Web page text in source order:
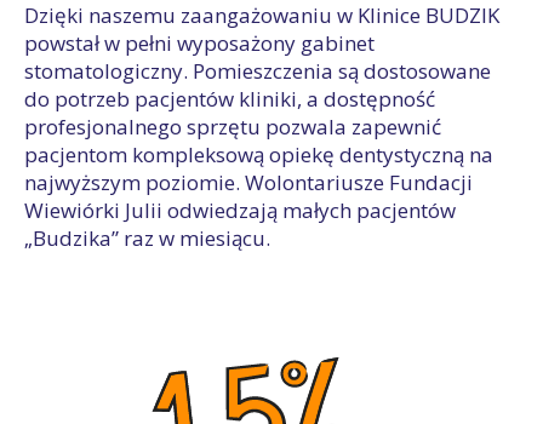
Dzięki naszemu zaangażowaniu w Klinice BUDZIK
powstał w pełni wyposażony gabinet
stomatologiczny. Pomieszczenia są dostosowane
do potrzeb pacjentów kliniki, a dostępność
profesjonalnego sprzętu pozwala zapewnić
pacjentom kompleksową opiekę dentystyczną na
najwyższym poziomie. Wolontariusze Fundacji
Wiewiórki Julii odwiedzają małych pacjentów
„Budzika” raz w miesiącu.